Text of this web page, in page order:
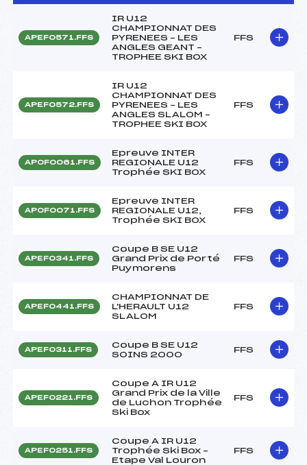
APEF0571.FFS
IR U12
CHAMPIONNAT DES
PYRENEES – LES
ANGLES GEANT –
TROPHEE SKI BOX
FFS
APEF0572.FFS
IR U12
CHAMPIONNAT DES
PYRENEES – LES
ANGLES SLALOM –
TROPHEE SKI BOX
FFS
APOF0061.FFS
Epreuve INTER
REGIONALE U12
Trophée SKI BOX
FFS
APOF0071.FFS
Epreuve INTER
REGIONALE U12,
Trophée SKI BOX
FFS
APEF0341.FFS
Coupe B SE U12
Grand Prix de Porté
Puymorens
FFS
APEF0441.FFS
CHAMPIONNAT DE
L'HERAULT U12
SLALOM
FFS
APEF0311.FFS
Coupe B SE U12
SOINS 2000
FFS
APEF0221.FFS
Coupe A IR U12
Grand Prix de la Ville
de Luchon Trophée
Ski Box
FFS
APEF0251.FFS
Coupe A IR U12
Trophée Ski Box –
Etape Val Louron
FFS